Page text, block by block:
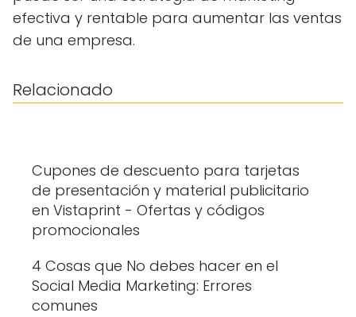
efectiva y rentable para aumentar las ventas
de una empresa.
Relacionado
Cupones de descuento para tarjetas
de presentación y material publicitario
en Vistaprint - Ofertas y códigos
promocionales
4 Cosas que No debes hacer en el
Social Media Marketing: Errores
comunes